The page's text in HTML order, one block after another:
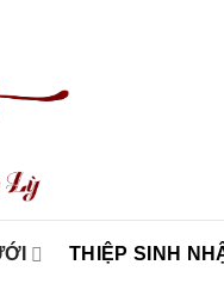
THIỆP SINH